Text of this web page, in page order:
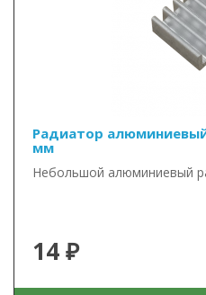
Радиатор
мм
Небольшой алюминиевый
14 ₽